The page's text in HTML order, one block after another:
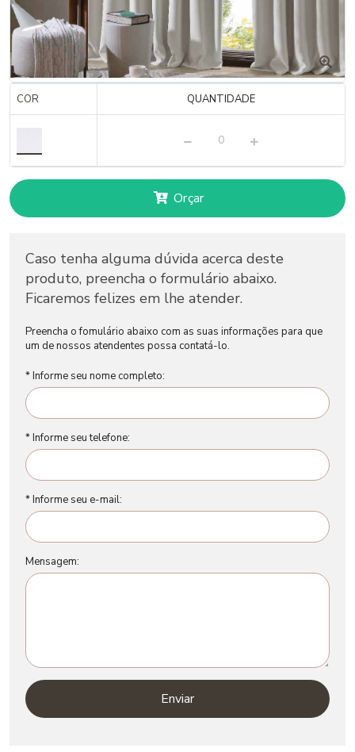
COR QUANTIDADE
Orçar
Caso tenha alguma dúvida acerca deste
produto, preencha o formulário abaixo.
Ficaremos felizes em lhe atender.
Preencha o fomulário abaixo com as suas informações para que
um de nossos atendentes possa contatá-lo.
* Informe seu nome completo:
* Informe seu telefone:
* Informe seu e-mail:
Mensagem:
Enviar